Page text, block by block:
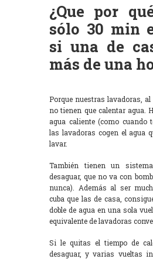
¿Que por
sólo 30 min
si una de
más de una
Porque nuestras lavadoras, al
no tienen que calentar agua.
agua caliente (como cuando
las lavadoras cogen el agua
lavar.
También tienen un
desaguar, que no va con
nunca). Además al ser
cuba que las de casa,
doble de agua en una sola
equivalente de lavadoras
Si le quitas el tiempo de
desaguar, y varias vueltas